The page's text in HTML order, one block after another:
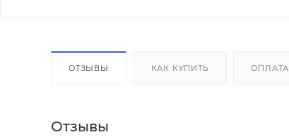
ОТЗЫВЫ КАК КУПИТЬ ОПЛАТА
Отзывы